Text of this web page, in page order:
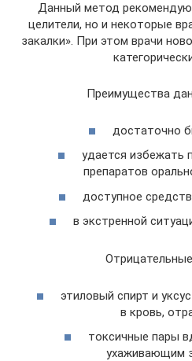
Данный метод
целители, но и некоторые
закалки». При этом врачи
Преимущества
достаточно
удается избежать
препаратов
доступное
в экстренной
этиловый спирт и
в кровь,
токсичные пары
ухаживающим